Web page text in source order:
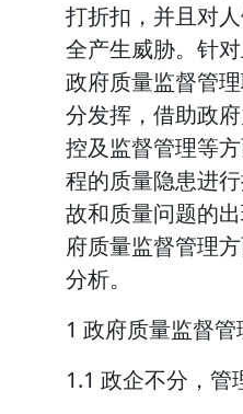
打折扣，并且对
全产生威胁。针
政府质量监督管
分发挥，借助政
控及监督管理等
程的质量隐患进
故和质量问题的
府质量监督管理
分析。
1 政府质量监督
1.1 政企不分，管